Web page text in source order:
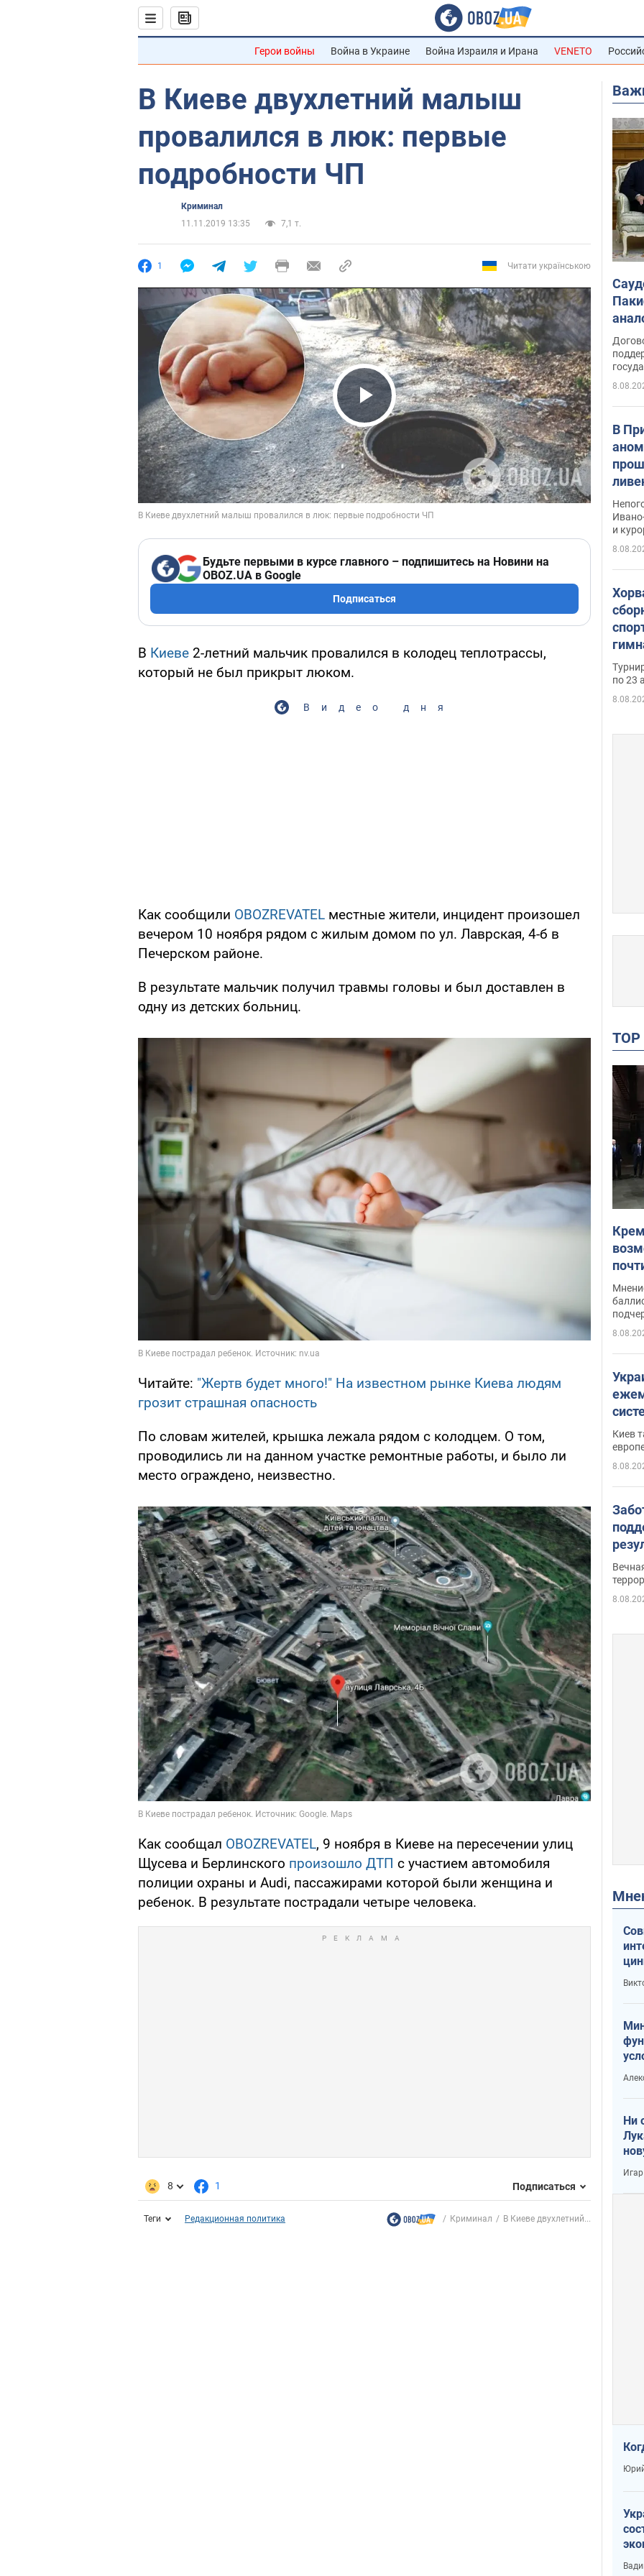
Герои войны Война в Украине Война Израиля и Ирана VENETO
В Киеве двухлетний малыш
провалился в люк: первые
подробности ЧП
Криминал
11.11.2019 13:35
7,1 т.
1 Читати українською
Play Video
Будьте первыми в курсе главного – подпишитесь на Новини на
OBOZ.UA в Google
Подписаться
В Киеве 2-летний мальчик провалился в колодец теплотрассы,
который не был прикрыт люком.
Видео дня
Как сообщили OBOZREVATEL местные жители, инцидент произошел
вечером 10 ноября рядом с жилым домом по ул. Лаврская, 4-б в
Печерском районе.
В результате мальчик получил травмы головы и был доставлен в
одну из детских больниц.
Читайте: "Жертв будет много!" На известном рынке Киева людям
грозит страшная опасность
По словам жителей, крышка лежала рядом с колодцем. О том,
проводились ли на данном участке ремонтные работы, и было ли
место ограждено, неизвестно.
Как сообщал OBOZREVATEL, 9 ноября в Киеве на пересечении улиц
Щусева и Берлинского произошло ДТП с участием автомобиля
полиции охраны и Audi, пассажирами которой были женщина и
ребенок. В результате пострадали четыре человека.
8 1 Подписаться
Теги Редакционная политика Криминал В Киеве двухлетний...
В
и
на
по 23
Киев
Ни